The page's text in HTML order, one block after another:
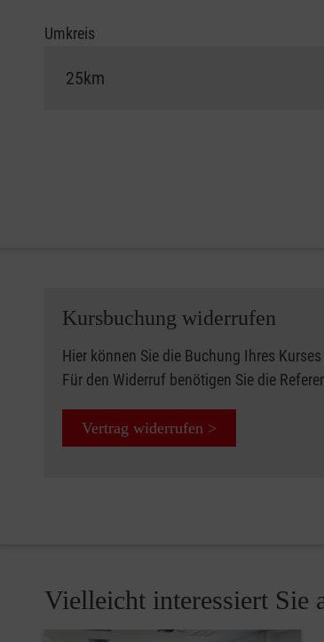
Umkreis
Kursbuchung widerrufen
Hier können Sie die Buchung Ihres
Für den Widerruf benötigen Sie die
Vertrag widerrufen >
Vielleicht interessiert Sie